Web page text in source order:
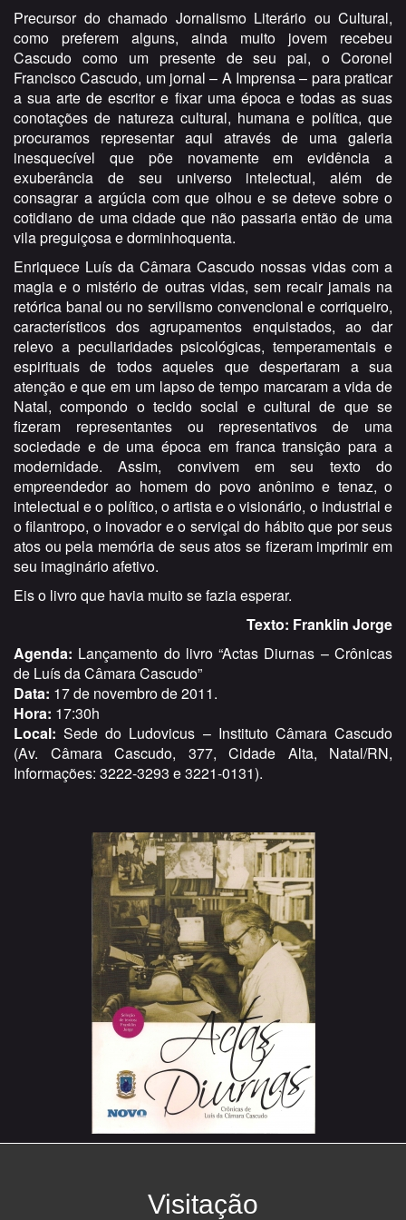
Precursor do chamado Jornalismo Literário ou Cultural,
como preferem alguns, ainda muito jovem recebeu
Cascudo como um presente de seu pai, o Coronel
Francisco Cascudo, um jornal – A Imprensa – para praticar
a sua arte de escritor e fixar uma época e todas as suas
conotações de natureza cultural, humana e política, que
procuramos representar aqui através de uma galeria
inesquecível que põe novamente em evidência a
exuberância de seu universo intelectual, além de
consagrar a argúcia com que olhou e se deteve sobre o
cotidiano de uma cidade que não passaria então de uma
vila preguiçosa e dorminhoquenta.
Enriquece Luís da Câmara Cascudo nossas vidas com a
magia e o mistério de outras vidas, sem recair jamais na
retórica banal ou no servilismo convencional e corriqueiro,
característicos dos agrupamentos enquistados, ao dar
relevo a peculiaridades psicológicas, temperamentais e
espirituais de todos aqueles que despertaram a sua
atenção e que em um lapso de tempo marcaram a vida de
Natal, compondo o tecido social e cultural de que se
fizeram representantes ou representativos de uma
sociedade e de uma época em franca transição para a
modernidade. Assim, convivem em seu texto do
empreendedor ao homem do povo anônimo e tenaz, o
intelectual e o político, o artista e o visionário, o industrial e
o filantropo, o inovador e o serviçal do hábito que por seus
atos ou pela memória de seus atos se fizeram imprimir em
seu imaginário afetivo.
Eis o livro que havia muito se fazia esperar.
Texto: Franklin Jorge
Agenda: Lançamento do livro “Actas Diurnas – Crônicas
de Luís da Câmara Cascudo”
Data: 17 de novembro de 2011.
Hora: 17:30h
Local: Sede do Ludovicus – Instituto Câmara Cascudo
(Av. Câmara Cascudo, 377, Cidade Alta, Natal/RN,
Informações: 3222-3293 e 3221-0131).
Visitação